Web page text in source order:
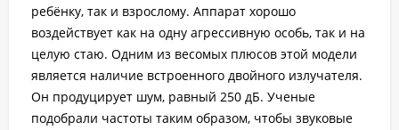
ребёнку, так и взрослому. Аппарат хорошо
воздействует как на одну агрессивную особь, так и на
целую стаю. Одним из весомых плюсов этой модели
является наличие встроенного двойного излучателя.
Он продуцирует шум, равный 250 дБ. Ученые
подобрали частоты таким образом, чтобы звуковые